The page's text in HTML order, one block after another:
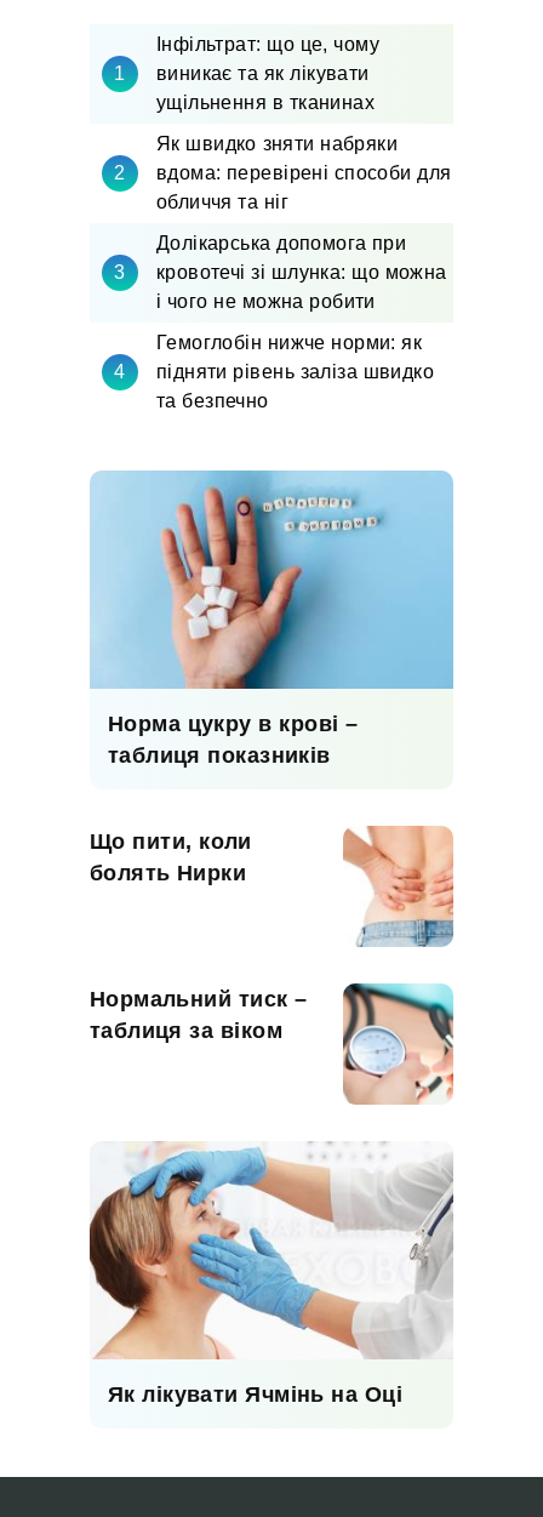
Інфільтрат: що це, чому
виникає та як лікувати
ущільнення в тканинах
Як швидко зняти набряки
вдома: перевірені способи для
обличчя та ніг
Долікарська допомога при
кровотечі зі шлунка: що можна
і чого не можна робити
Гемоглобін нижче норми: як
підняти рівень заліза швидко
та безпечно
Норма цукру в крові –
таблиця показників
Що пити, коли
болять Нирки
Нормальний тиск –
таблиця за віком
Як лікувати Ячмінь на Оці